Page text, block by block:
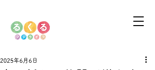
2025年6月6日